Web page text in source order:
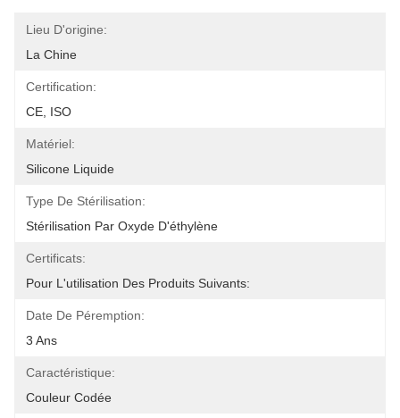
Lieu D'origine:
La Chine
Certification:
CE, ISO
Matériel:
Silicone Liquide
Type De Stérilisation:
Stérilisation Par Oxyde D'éthylène
Certificats:
Pour L'utilisation Des Produits Suivants:
Date De Péremption:
3 Ans
Caractéristique:
Couleur Codée